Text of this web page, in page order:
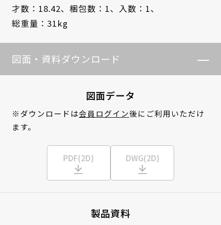
才数：18.42、 梱包数：1、 入数：1、
総重量：31kg
図面・資料ダウンロード
図面データ
※ダウンロードは会員ログイン後にご利用いただけ
ます。
PDF(2D) DWG(2D)
製品資料